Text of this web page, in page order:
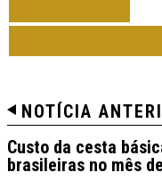
NOTÍCIA
Custo da cesta
brasileiras no mês